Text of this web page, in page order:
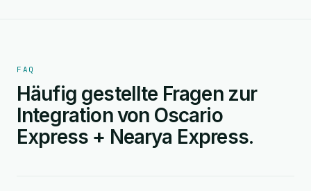
FAQ
Häufig gestellte Fragen zur
Integration von Oscario
Express + Nearya Express.